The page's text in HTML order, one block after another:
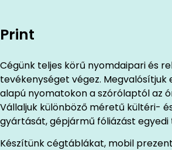
Print
Cégünk teljes körű nyomdaipari és
tevékenységet végez.
alapú nyomatokon a szórólaptól az
Vállaljuk különböző méretű kültéri-
gyártását, gépjármű fóliázást egyedi
Készítünk cégtáblákat, mobil